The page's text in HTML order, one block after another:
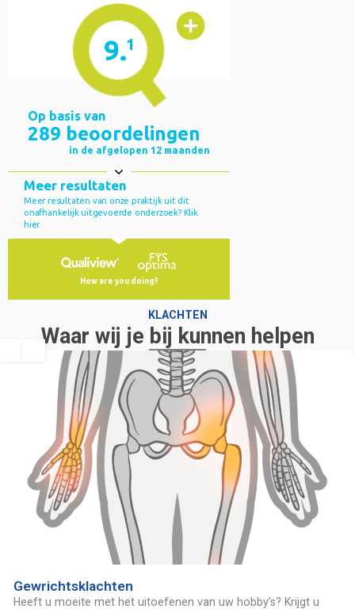
KLACHTEN
Waar wij je bij kunnen helpen
Gewrichtsklachten
Heeft u moeite met het uitoefenen van uw hobby’s? Krijgt u
Gewrichtsklachten